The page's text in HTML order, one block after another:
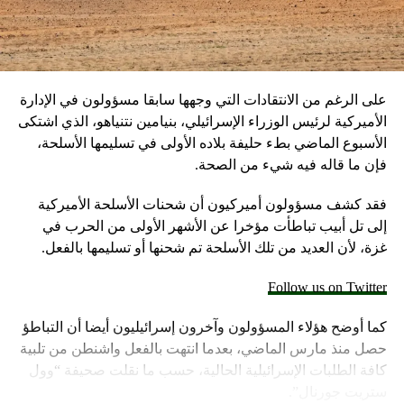
المسبحة الوردية تصنع المعجزات
على الرغم من الانتقادات التي وجهها سابقا مسؤولون في الإدارة
الأميركية لرئيس الوزراء الإسرائيلي، بنيامين نتنياهو، الذي اشتكى
الأسبوع الماضي بطء حليفة بلاده الأولى في تسليمها الأسلحة،
فإن ما قاله فيه شيء من الصحة.
فقد كشف مسؤولون أميركيون أن شحنات الأسلحة الأميركية
إلى تل أبيب تباطأت مؤخرا عن الأشهر الأولى من الحرب في
غزة، لأن العديد من تلك الأسلحة تم شحنها أو تسليمها بالفعل.
Follow us on Twitter
كما أوضح هؤلاء المسؤولون وآخرون إسرائيليون أيضا أن التباطؤ
حصل منذ مارس الماضي، بعدما انتهت بالفعل واشنطن من تلبية
كافة الطلبات الإسرائيلية الحالية، حسب ما نقلت صحيفة “وول